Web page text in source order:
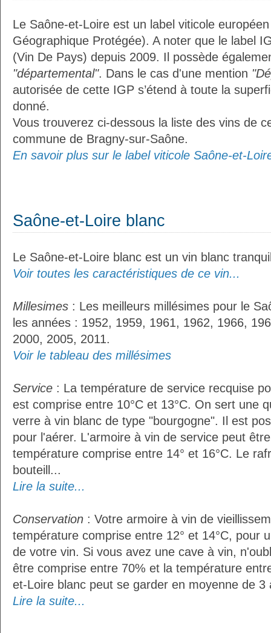
Le Saône-et-Loire est un label viticole
Géographique Protégée). A noter que le label
(Vin De Pays) depuis 2009. Il possède
"départemental". Dans le cas d'une mention
autorisée de cette IGP s’étend à toute la
donné.
Vous trouverez ci-dessous la liste des vins de
commune de Bragny-sur-Saône.
En savoir plus sur le label viticole Saône-et-
Saône-et-Loire blanc
Le Saône-et-Loire blanc est un vin blanc
Voir toutes les caractéristiques de ce vin...
Millesimes : Les meilleurs millésimes pour le
les années : 1952, 1959, 1961, 1962, 1966,
2000, 2005, 2011.
Voir le tableau des millésimes
Service : La température de service recquise
est comprise entre 10°C et 13°C. On sert une
verre à vin blanc de type "bourgogne". Il est
pour l'aérer. L'armoire à vin de service peut
température comprise entre 14° et 16°C. Le
bouteill...
Lire la suite...
Conservation : Votre armoire à vin de
température comprise entre 12° et 14°C, pour
de votre vin. Si vous avez une cave à vin,
être comprise entre 70% et la température
et-Loire blanc peut se garder en moyenne de 3
Lire la suite...